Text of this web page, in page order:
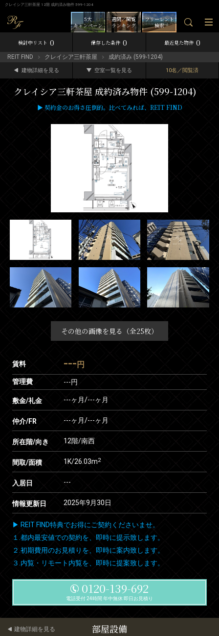
クレイシア三軒茶屋 12階 成約済み物件 599-1204
フリーレント
検索
週間／閲覧
ランキング
5大
キャンペーン
検討中リスト 0 保存した条件 0 最近見た物件 0
REIT FIND クレイシア三軒茶屋 成約済み (599-1204)
建物詳細を見る 空室一覧を見る 10名／閲覧済
クレイシア三軒茶屋 成約済み物件 (599-1204)
▶ 契約金のお得さ圧倒的。比べてみれば、REIT FIND
その他の画像を見る（全25枚）
賃料 --- 円
管理費 ---円
敷金/礼金 ---ヶ月/---ヶ月
仲介/FR ---ヶ月/---ヶ月
所在階/向き 12階/南西
間取/面積 1K/26.03m2
入居日 ---
情報更新日 2025年9月30日
▶ REIT FIND特典でお得にご契約くださいませ。
１.都内最安値での契約を、即時に提示致します。
２.初期費用のお見積りを、即時に案内致します。
３.内覧・リモート内覧を、即時に提案致します。
0120-139-692
電話受付 24時間 年中無休 即日お見積り
部屋設備
建物詳細を見る